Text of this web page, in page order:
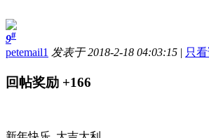
9#
petemail1 发表于 2018-2-18 04:03:15 | 只
回帖奖励 +166